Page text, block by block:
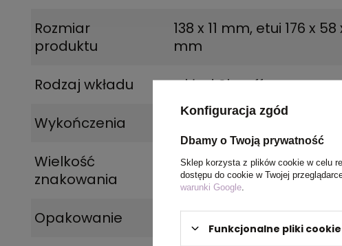
Rozmiar
produktu
138 x 11 mm, etui 176 x 58
mm
Rodzaj wkładu
wkład Sheaffer
Wykończenia
niklowane
Wielkość
znakowania
35 x 5 mm
Opakowanie
Konfiguracja zgód
Dbamy o Twoją prywatność
Sklep korzysta z plików cookie w celu
dostępu do cookie w Twojej
warunki Google
Funkcjonalne pliki